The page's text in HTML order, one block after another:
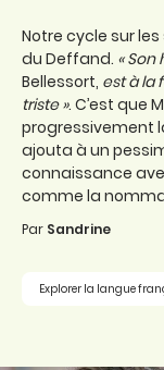
Notre cycle sur
du Deffand. « Son
Bellessort, est à la
triste ». C’est que
progressivement
ajouta à un
connaissance
comme la
Par Sandrine
Explorer la langue